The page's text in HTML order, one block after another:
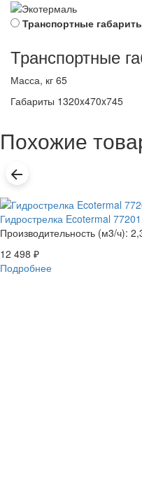
Транспортные
Транспортные
Масса, кг 65
Габариты 1320x470x745
Похожие
Гидрострелка Ecotermal 77201
Производительность (м3/ч):
12 498 ₽
Подробнее